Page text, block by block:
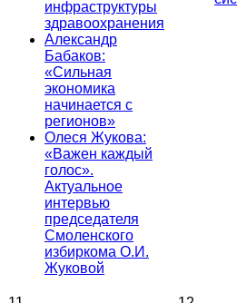
инфраструктуры
здравоохранения
Александр
Бабаков:
«Сильная
экономика
начинается с
регионов»
Олеся Жукова:
«Важен каждый
голос».
Актуальное
интервью
председателя
Смоленского
избиркома О.И.
Жуковой